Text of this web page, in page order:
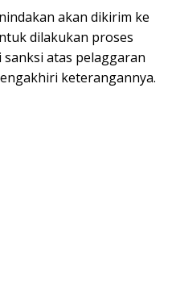
akan dikirim ke
dilakukan proses
atas pelaggaran
keterangannya.